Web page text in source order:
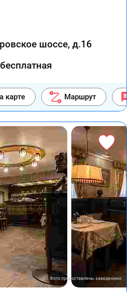
шоссе, д.16
карте Маршрут
Фото предоставлены заведением